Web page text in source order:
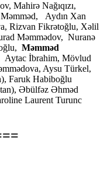
Mahirə Nağıqızı,
Aydın Xan
Rizvan Fikrətoğlu, Xəlil
Məmmədov, Nuranə
Məmməd
Aytac İbrahim, Mövlud
Aysu Türkel,
Faruk Habiboğlu
Əbülfəz Əhməd
Laurent Turunc